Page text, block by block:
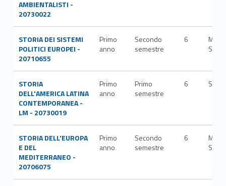
AMBIENTALISTI -
20730022
STORIA DEI SISTEMI
POLITICI EUROPEI -
20710655
Primo
anno
Secondo
semestre
6
M-
STORIA
DELL'AMERICA LATINA
CONTEMPORANEA -
LM - 20730019
Primo
anno
Primo
semestre
6 SPS/
STORIA DELL'EUROPA
E DEL
MEDITERRANEO -
20706075
Primo
anno
Secondo
semestre
6
M-